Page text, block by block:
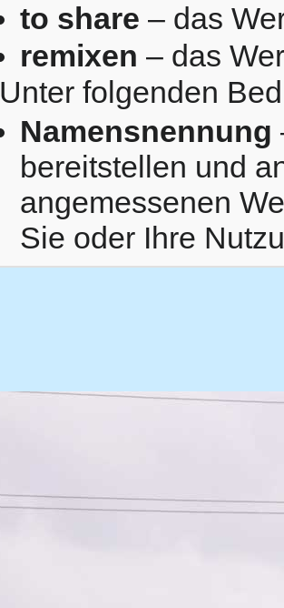
to share – das
remixen – das
Unter folgenden
Namensnennung
bereitstellen und
angemessenen
Sie oder Ihre